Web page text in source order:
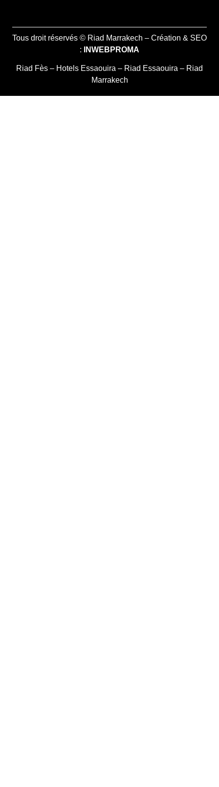
Tous droit réservés © Riad Marrakech – Création & SEO
:
INWEBPROMA
Riad Fès – Hotels Essaouira – Riad Essaouira – Riad
Marrakech